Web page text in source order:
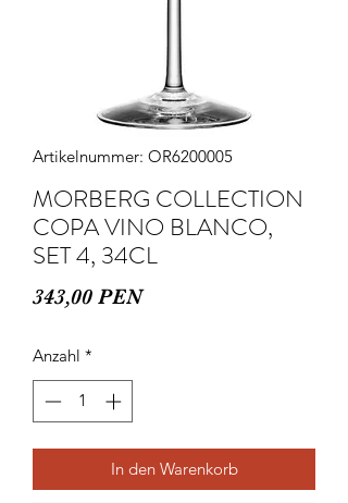
Artikelnummer: OR6200005
MORBERG COLLECTION
COPA VINO BLANCO,
SET 4, 34CL
343,00 PENPreis
Anzahl *
In den Warenkorb